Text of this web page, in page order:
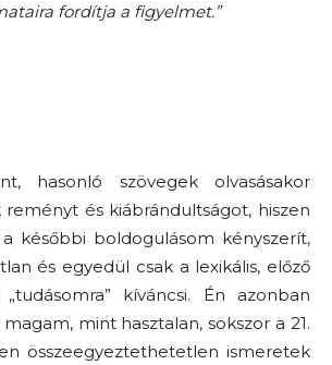
fordítja a figyelmet.”
hasonló szövegek olvasásakor
reményt és kiábrándultságot, hiszen
későbbi boldogulásom kényszerít,
és egyedül csak a lexikális, előző
kíváncsi. Én azonban
mint hasztalan, sokszor a 21.
összeegyeztethetetlen ismeretek